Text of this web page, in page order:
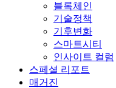
블록체인
기술정책
기후변화
스마트시티
인사이트 컬럼
스페셜 리포트
매거진